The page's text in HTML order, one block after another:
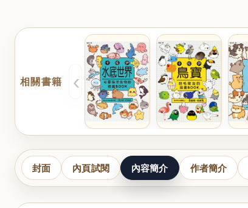
相關書籍 ‹
封面 內頁試閱 內容簡介 作者簡介